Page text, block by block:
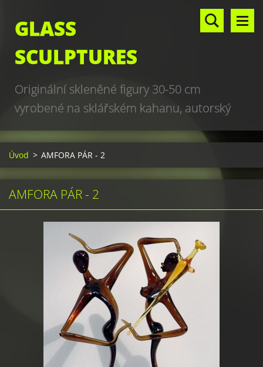
GLASS
SCULPTURES
Originální skleněné figury 30-50 cm
vyrobené na sklářském kahanu, autorský
design, hand made, art glass sculptures,
world unique production
Úvod > AMFORA PÁR - 2
AMFORA PÁR - 2